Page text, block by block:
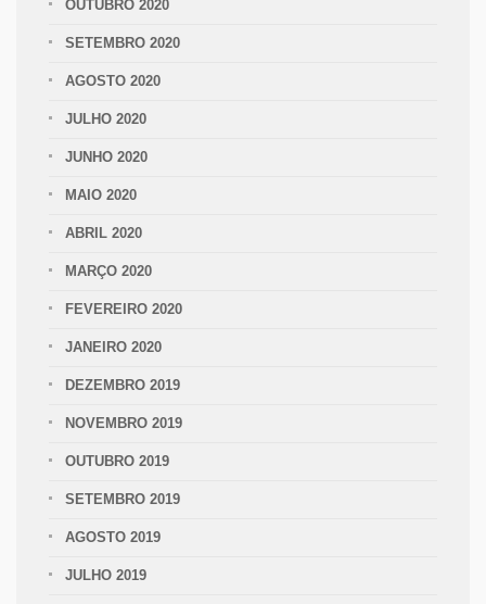
OUTUBRO 2020
SETEMBRO 2020
AGOSTO 2020
JULHO 2020
JUNHO 2020
MAIO 2020
ABRIL 2020
MARÇO 2020
FEVEREIRO 2020
JANEIRO 2020
DEZEMBRO 2019
NOVEMBRO 2019
OUTUBRO 2019
SETEMBRO 2019
AGOSTO 2019
JULHO 2019